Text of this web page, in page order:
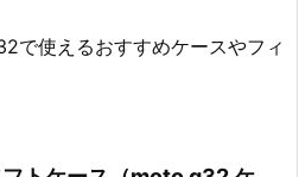
で使えるおすすめケースやフィ